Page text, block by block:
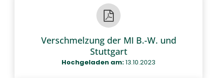
Verschmelzung der MI B.-W. und
Stuttgart
Hochgeladen am:13.10.2023